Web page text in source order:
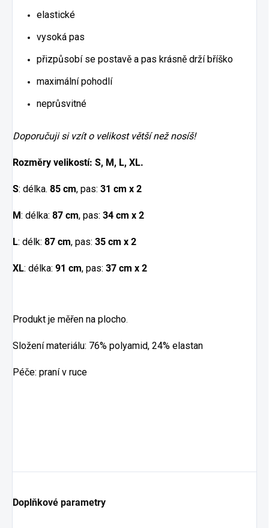
elastické
vysoká pas
přizpůsobí se postavě a pas krásně drží bříško
maximální pohodlí
neprůsvitné
Doporučuji si vzít o velikost větší než nosíš!
Rozměry velikostí: S, M, L, XL.
S: délka. 85 cm, pas: 31 cm x 2
M: délka: 87 cm, pas: 34 cm x 2
L: délk: 87 cm, pas: 35 cm x 2
XL: délka: 91 cm, pas: 37 cm x 2
Produkt je měřen na plocho
Složení materiálu: 76% polyamid, 24% elastan
Péče: praní v ruce
Doplňkové parametry